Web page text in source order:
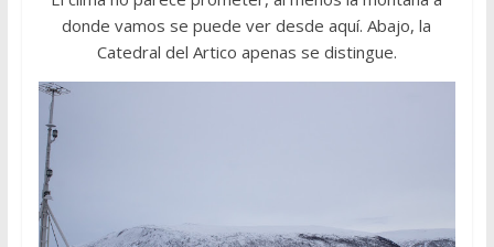
donde vamos se puede ver desde aquí. Abajo, la
Catedral del Artico apenas se distingue.